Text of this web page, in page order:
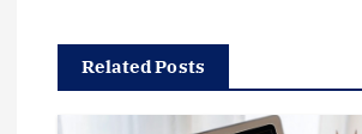
g
a
Related Posts